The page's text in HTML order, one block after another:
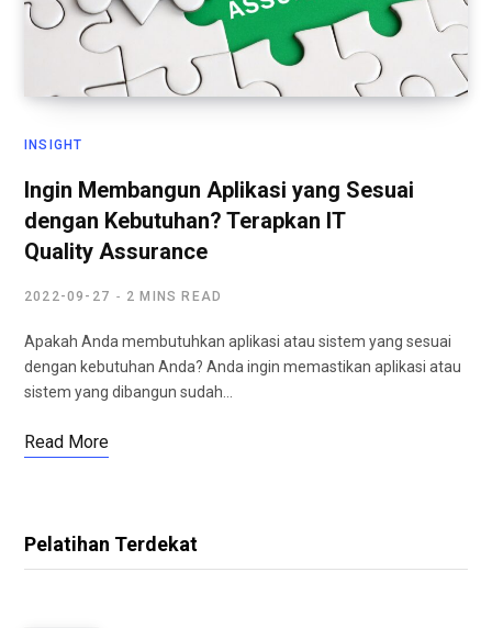
INSIGHT
Ingin Membangun Aplikasi yang Sesuai
dengan Kebutuhan? Terapkan IT
Quality Assurance
2022-09-27 2 MINS READ
Apakah Anda membutuhkan aplikasi atau sistem yang sesuai
dengan kebutuhan Anda? Anda ingin memastikan aplikasi atau
sistem yang dibangun sudah…
Read More
Pelatihan Terdekat